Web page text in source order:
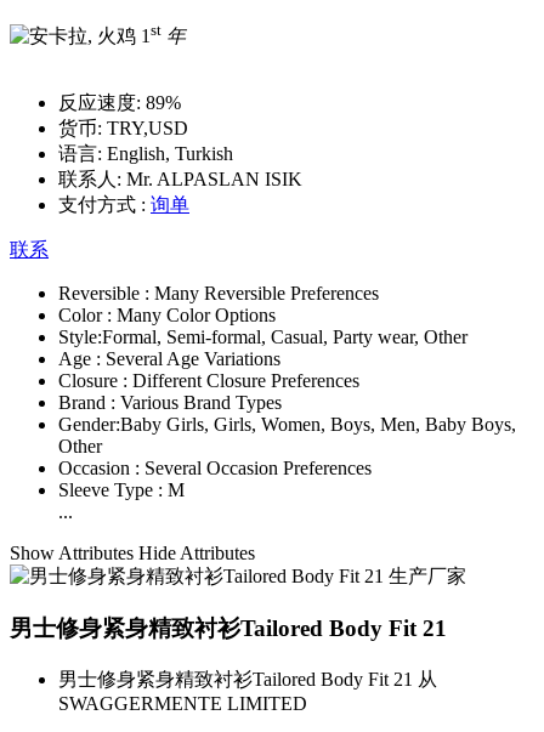
1 st 年
反应速度: 89%
货币: TRY,USD
语言: English, Turkish
联系人: Mr. ALPASLAN ISIK
支付方式 : 询单
联系
Reversible : Many Reversible Preferences
Color : Many Color Options
Style:Formal, Semi-formal, Casual, Party wear, Other
Age : Several Age Variations
Closure : Different Closure Preferences
Brand : Various Brand Types
Gender:Baby Girls, Girls, Women, Boys, Men, Baby Boys,
Other
Occasion : Several Occasion Preferences
Sleeve Type : M
...
Show Attributes Hide Attributes
男士修身紧身精致衬衫Tailored Body Fit 21
男士修身紧身精致衬衫Tailored Body Fit 21 从
SWAGGERMENTE LIMITED